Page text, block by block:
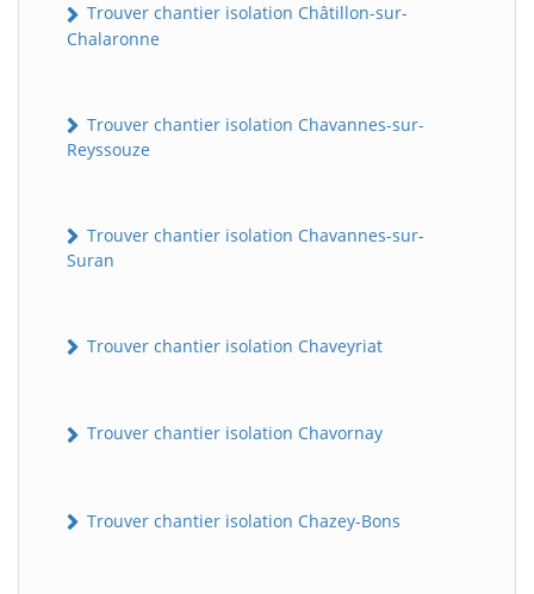
Trouver chantier isolation Châtillon-sur-
Chalaronne
Trouver chantier isolation Chavannes-sur-
Reyssouze
Trouver chantier isolation Chavannes-sur-
Suran
Trouver chantier isolation Chaveyriat
Trouver chantier isolation Chavornay
Trouver chantier isolation Chazey-Bons